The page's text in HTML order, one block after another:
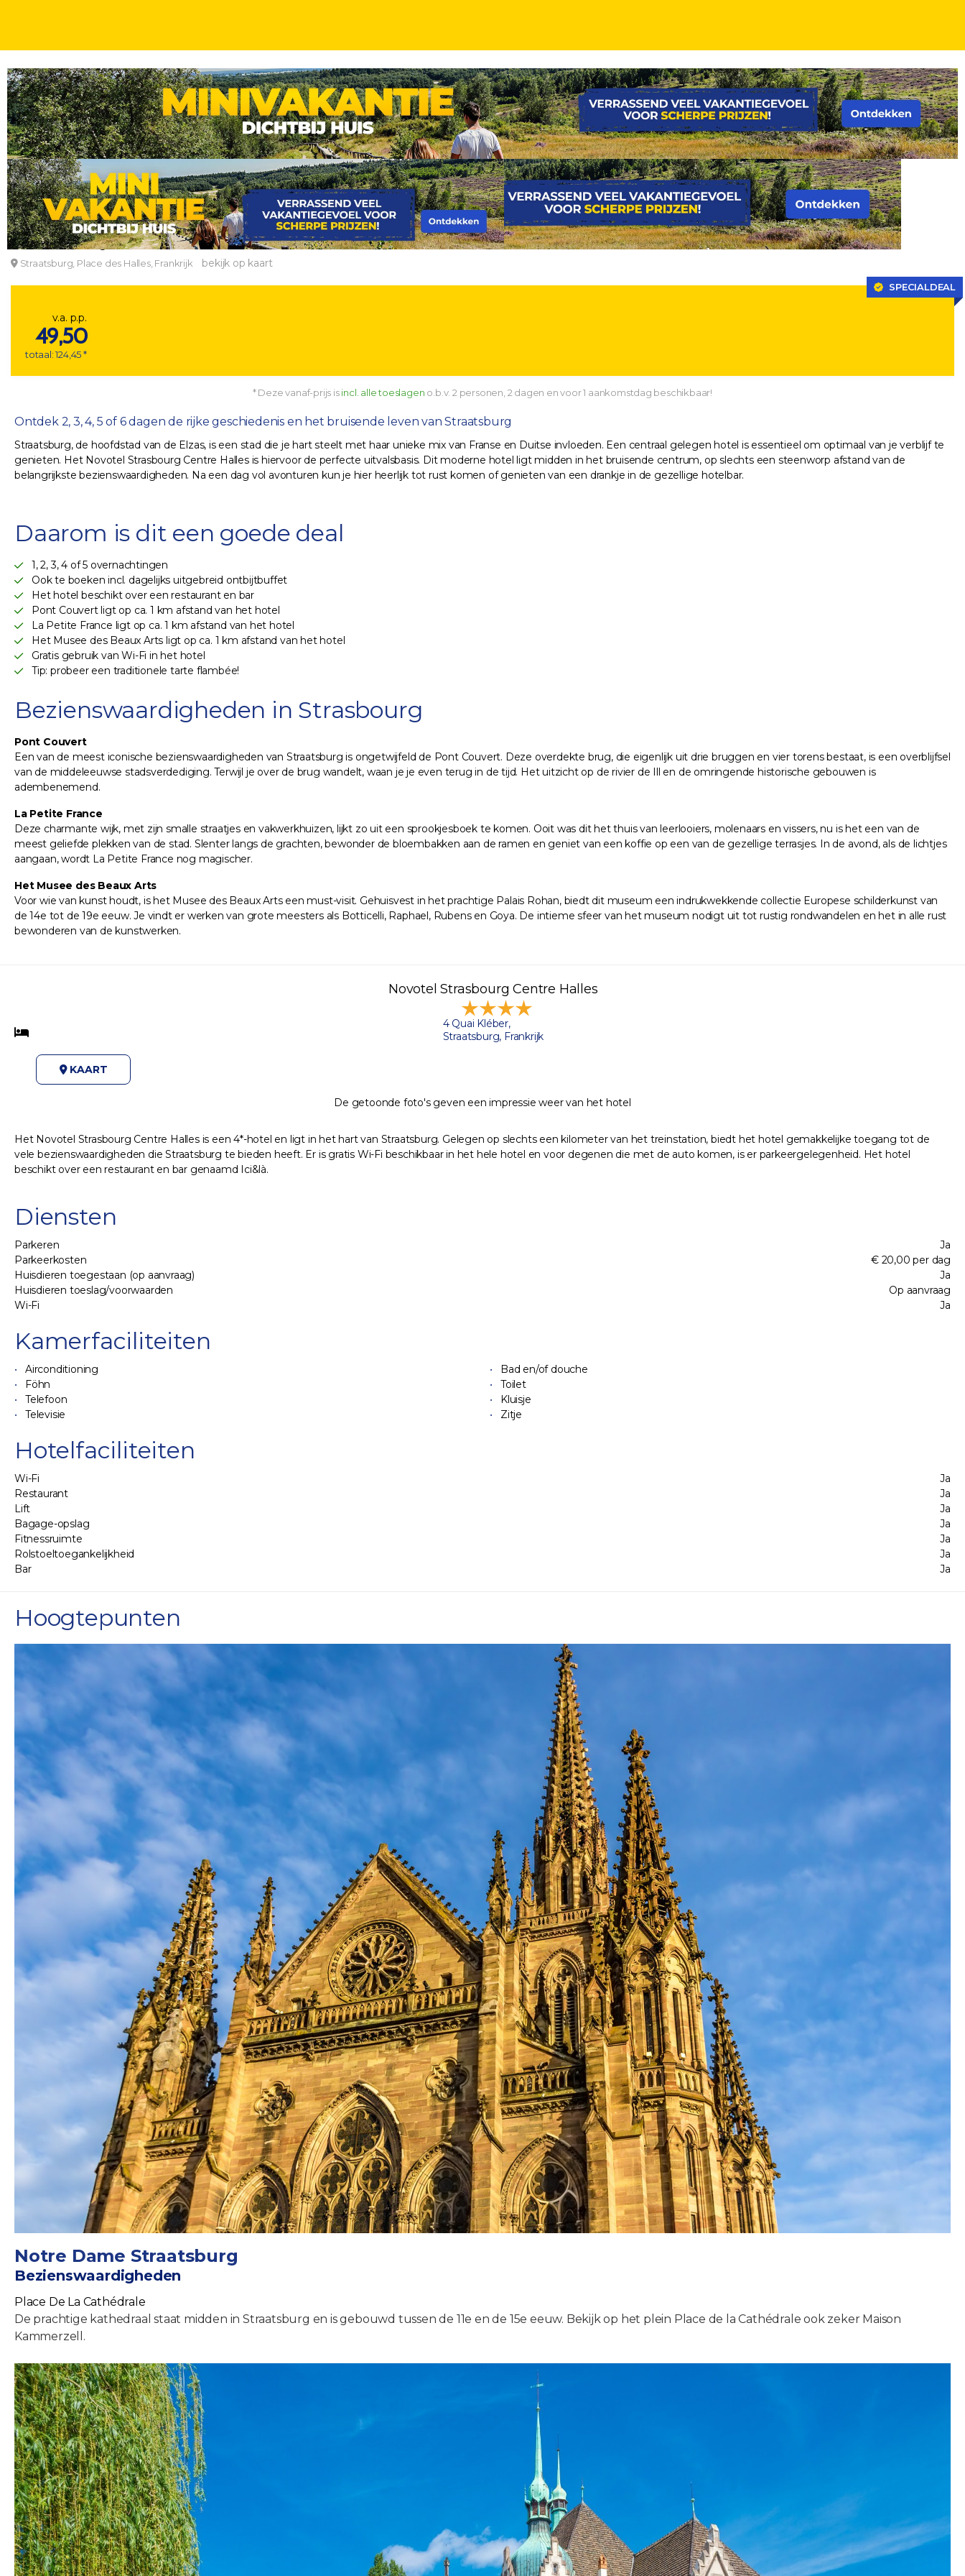
WEEKJE WEEKENDJE STEDENTRIPS 2, 3, 4, 5 OF 6 DAGEN KINDERKORTING
Ontdek de rijke geschiedenis en het bruisende leven van Straatsburg!
Novotel Strasbourg Centre Halles
Straatsburg, Place des Halles, Frankrijk bekijk op kaart
SPECIALDEAL
v.a. p.p.
49,50
totaal: 124,45 *
* Deze vanaf-prijs isincl. alle toeslagen o.b.v. 2 personen, 2 dagen en voor 1 aankomstdag beschikbaar!
Ontdek 2, 3, 4, 5 of 6 dagen de rijke geschiedenis en het bruisende leven van Straatsburg
Straatsburg, de hoofdstad van de Elzas, is een stad die je hart steelt met haar unieke mix van Franse en Duitse invloeden. Een centraal gelegen hotel is essentieel om optimaal van je verblijf te
genieten. Het Novotel Strasbourg Centre Halles is hiervoor de perfecte uitvalsbasis. Dit moderne hotel ligt midden in het bruisende centrum, op slechts een steenworp afstand van de
belangrijkste bezienswaardigheden. Na een dag vol avonturen kun je hier heerlijk tot rust komen of genieten van een drankje in de gezellige hotelbar.
Daarom is dit een goede deal
1, 2, 3, 4 of 5 overnachtingen
Ook te boeken incl. dagelijks uitgebreid ontbijtbuffet
Het hotel beschikt over een restaurant en bar
Pont Couvert ligt op ca. 1 km afstand van het hotel
La Petite France ligt op ca. 1 km afstand van het hotel
Het Musee des Beaux Arts ligt op ca. 1 km afstand van het hotel
Gratis gebruik van Wi-Fi in het hotel
Tip: probeer een traditionele tarte flambée!
Bezienswaardigheden in Strasbourg
Pont Couvert
Een van de meest iconische bezienswaardigheden van Straatsburg is ongetwijfeld de Pont Couvert. Deze overdekte brug, die eigenlijk uit drie bruggen en vier torens bestaat, is een overblijfsel
van de middeleeuwse stadsverdediging. Terwijl je over de brug wandelt, waan je je even terug in de tijd. Het uitzicht op de rivier de Ill en de omringende historische gebouwen is
adembenemend.
La Petite France
Deze charmante wijk, met zijn smalle straatjes en vakwerkhuizen, lijkt zo uit een sprookjesboek te komen. Ooit was dit het thuis van leerlooiers, molenaars en vissers, nu is het een van de
meest geliefde plekken van de stad. Slenter langs de grachten, bewonder de bloembakken aan de ramen en geniet van een koffie op een van de gezellige terrasjes. In de avond, als de lichtjes
aangaan, wordt La Petite France nog magischer.
Het Musee des Beaux Arts
Voor wie van kunst houdt, is het Musee des Beaux Arts een must-visit. Gehuisvest in het prachtige Palais Rohan, biedt dit museum een indrukwekkende collectie Europese schilderkunst van
de 14e tot de 19e eeuw. Je vindt er werken van grote meesters als Botticelli, Raphael, Rubens en Goya. De intieme sfeer van het museum nodigt uit tot rustig rondwandelen en het in alle rust
bewonderen van de kunstwerken.
Novotel Strasbourg Centre Halles
4 Quai Kléber,
Straatsburg, Frankrijk
KAART
De getoonde foto's geven een impressie weer van het hotel
Het Novotel Strasbourg Centre Halles is een 4*-hotel en ligt in het hart van Straatsburg. Gelegen op slechts een kilometer van het treinstation, biedt het hotel gemakkelijke toegang tot de
vele bezienswaardigheden die Straatsburg te bieden heeft. Er is gratis Wi-Fi beschikbaar in het hele hotel en voor degenen die met de auto komen, is er parkeergelegenheid. Het hotel
beschikt over een restaurant en bar genaamd Ici&là.
Diensten
Parkeren
Ja
Parkeerkosten
€ 20,00 per dag
Huisdieren toegestaan (op aanvraag)
Ja
Huisdieren toeslag/voorwaarden
Op aanvraag
Wi-Fi
Ja
Kamerfaciliteiten
Airconditioning
Bad en/of douche
Föhn
Toilet
Telefoon
Kluisje
Televisie
Zitje
Hotelfaciliteiten
Wi-Fi
Ja
Restaurant
Ja
Lift
Ja
Bagage-opslag
Ja
Fitnessruimte
Ja
Rolstoeltoegankelijkheid
Ja
Bar
Ja
Hoogtepunten
Notre Dame Straatsburg
Bezienswaardigheden
Place De La Cathédrale
De prachtige kathedraal staat midden in Straatsburg en is gebouwd tussen de 11e en de 15e eeuw. Bekijk op het plein Place de la Cathédrale ook zeker Maison
Kammerzell.